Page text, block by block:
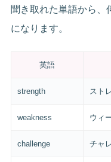
聞き取れた単語から、
になります。
英語
strength スト
weakness ウィ
challenge チャ